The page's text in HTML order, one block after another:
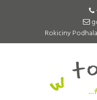
Rokiciny